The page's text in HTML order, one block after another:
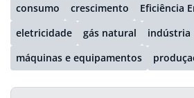
consumo crescimento
Eficiência
eletricidade
gás natural
indústria
máquinas e equipamentos